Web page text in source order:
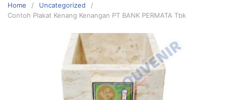
Home
Uncategorized
Contoh Plakat Kenang Kenangan PT BANK PERMATA Tbk